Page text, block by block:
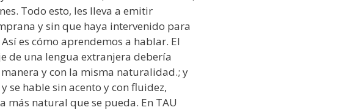
Todo esto, les lleva a emitir
y sin que haya intervenido para
es cómo aprendemos a hablar. El
de una lengua extranjera debería
y con la misma naturalidad.; y
hable sin acento y con fluidez,
más natural que se pueda. En TAU